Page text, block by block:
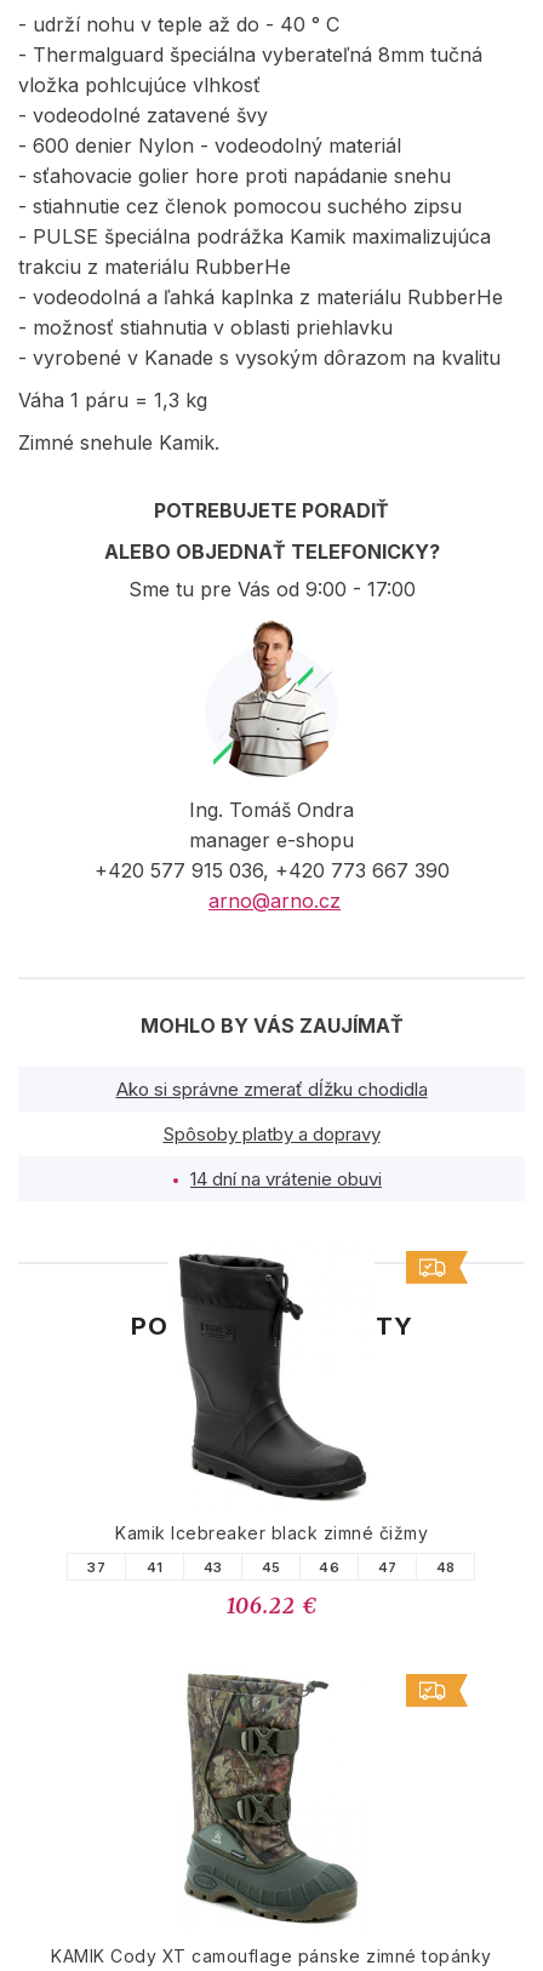
- udrží nohu v teple až do - 40 ° C
- Thermalguard špeciálna vyberateľná 8mm tučná
vložka pohlcujúce vlhkosť
- vodeodolné zatavené švy
- 600 denier Nylon - vodeodolný materiál
- sťahovacie golier hore proti napádanie snehu
- stiahnutie cez členok pomocou suchého zipsu
- PULSE špeciálna podrážka Kamik maximalizujúca
trakciu z materiálu RubberHe
- vodeodolná a ľahká kaplnka z materiálu RubberHe
- možnosť stiahnutia v oblasti priehlavku
- vyrobené v Kanade s vysokým dôrazom na kvalitu
Váha 1 páru = 1,3 kg
Zimné snehule Kamik.
POTREBUJETE PORADIŤ
ALEBO OBJEDNAŤ TELEFONICKY?
Sme tu pre Vás od 9:00 - 17:00
Ing. Tomáš Ondra
manager e-shopu
+420 577 915 036, +420 773 667 390
arno@arno.cz
MOHLO BY VÁS ZAUJÍMAŤ
Ako si správne zmerať dĺžku chodidla
Spôsoby platby a dopravy
14 dní na vrátenie obuvi
PODOBNÉ PRODUKTY
Kamik Icebreaker black zimné čižmy
37 41 43 45 46 47 48
106.22 €
KAMIK Cody XT camouflage pánske zimné topánky